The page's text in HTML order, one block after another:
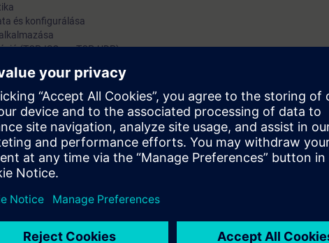
Portál lehetőségeivel.
és konfigurálása
(TCP, ISO-on-TCP, UDP)
mint OPC UA szerver
egyenértékű ismeretek.